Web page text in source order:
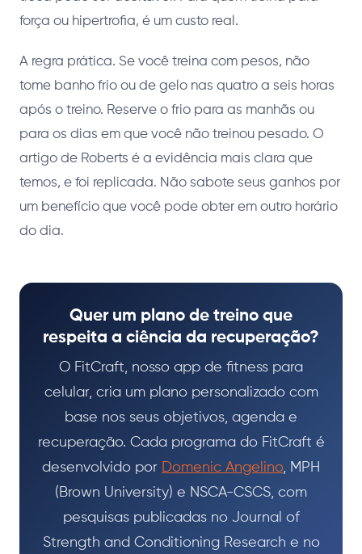
força ou hipertrofia, é um custo real.
A regra prática. Se você treina com pesos, não
tome banho frio ou de gelo nas quatro a seis horas
após o treino. Reserve o frio para as manhãs ou
para os dias em que você não treinou pesado. O
artigo de Roberts é a evidência mais clara que
temos, e foi replicada. Não sabote seus ganhos por
um benefício que você pode obter em outro horário
do dia.
Quer um plano de treino que
respeita a ciência da recuperação?
O FitCraft, nosso app de fitness para
celular, cria um plano personalizado com
base nos seus objetivos, agenda e
recuperação. Cada programa do FitCraft é
desenvolvido por Domenic Angelino, MPH
(Brown University) e NSCA-CSCS, com
pesquisas publicadas no Journal of
Strength and Conditioning Research e no